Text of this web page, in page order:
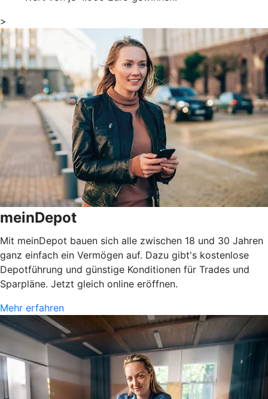
>
meinDepot
Mit meinDepot bauen sich alle zwischen 18 und 30 Jahren
ganz einfach ein Vermögen auf. Dazu gibt's kostenlose
Depotführung und günstige Konditionen für Trades und
Sparpläne. Jetzt gleich online eröffnen.
Mehr erfahren